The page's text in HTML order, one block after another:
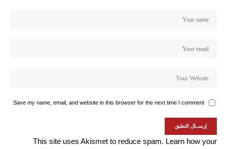
Save my name, email, and website in this browser for the next time I comment.
This site uses Akismet to reduce spam. Learn how your